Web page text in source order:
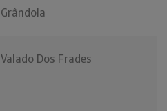
Grândola
Valado Dos Frades